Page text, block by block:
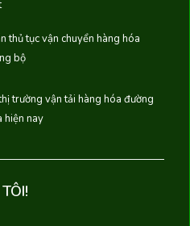
thủ tục vận chuyển hàng hóa
bộ
trường vận tải hàng hóa đường
hiện nay